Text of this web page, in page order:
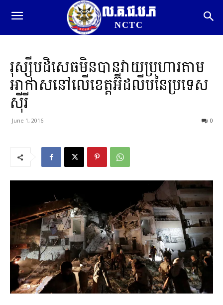
ល.គ.ជ.ប.ភ
NCTC
រុស្ស៊ីបដិសេធមិនបានវាយប្រហារតាម
អាកាសនៅលើខេត្តអ៊ីដលីបនៃប្រទេស
ស៊ីរី
June 1, 2016 0